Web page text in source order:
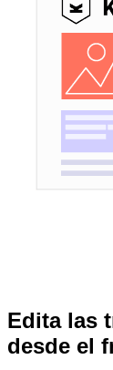
Edita las
desde el